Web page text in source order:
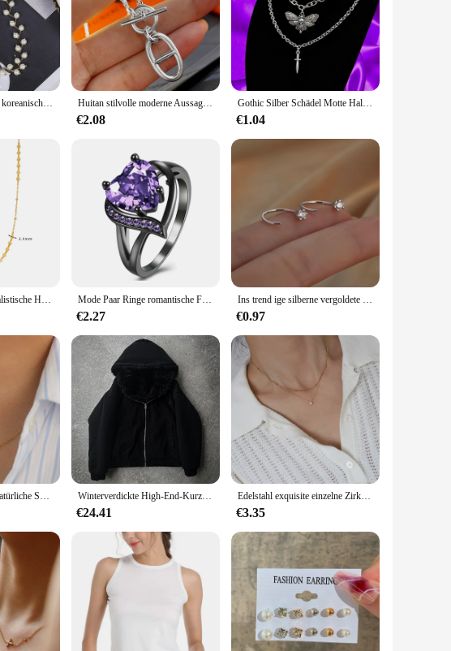
Trend ige Perlenkette koreanischen Modeschmuck für Frauen Halskette Halsband Kragen Zubehör Geschenk kurze Halskette Kette weiblich Huitan stilvolle moderne Aussage Halskette Mode weibliche tägliche Kleidung Party Schmuck Metallic-Stil Anhänger Accessoires für Frauen
€2.08
Gothic Silber Schädel Motte Halskette, modische Silber kurze Dolch Dekoration Anhänger Zubehör
€1.04
Hochwertige, minimalistische Halskette aus Edelstahl, wasserdicht, Basic, klassisch, trendiger Schmuck Mode Paar Ringe romantische Frauen Herz lila Strass Zirkon Ring trend ige Männer Edelstahl Ringe Ehering Schmuck
€2.27
Ins trend ige silberne vergoldete Ohrringe für Frauen Hochglanz schmuck süße coole Temperament Accessoires
€0.97
Trend ige Edelstahl natürliche Süßwasser perlen Ketten kragen schicke Halskette Frauen 18k pvd plattiert rostfreien hochwertigen Schmuck Winterverdickte High-End-Kurzjacke mit Kapuze, Baumwolljacke für Männer und Frauen, trendige amerikanische Street-Doppelseitige Plüschjacke
€24.41
Edelstahl exquisite einzelne Zirkon Anhänger Doppels chicht kette hochwertige strukturierte Halskette wasserdichten trend igen Schmuck
€3.35